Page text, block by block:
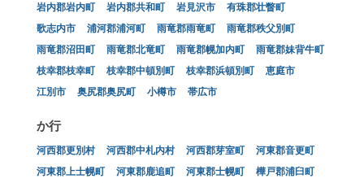
岩内郡岩内町
岩内郡共和町 岩見沢市
有珠郡壮瞥町
歌志内市
浦河郡浦河町 雨竜郡雨竜町
雨竜郡秩父別町
雨竜郡沼田町
雨竜郡北竜町 雨竜郡幌加内町
雨竜郡妹背牛町
枝幸郡枝幸町
枝幸郡中頓別町 枝幸郡浜頓別町
恵庭市
江別市
奥尻郡奥尻町 小樽市 帯広市
か行
河西郡更別村 河西郡中札内村 河西郡芽室町
河東郡音更町
河東郡上士幌町
河東郡鹿追町 河東郡士幌町
樺戸郡浦臼町